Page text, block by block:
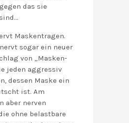
das sie
Maskentragen.
sogar ein neuer
von „Masken-
jeden aggressiv
dessen Maske ein
ist. Am
aber nerven
ohne belastbare